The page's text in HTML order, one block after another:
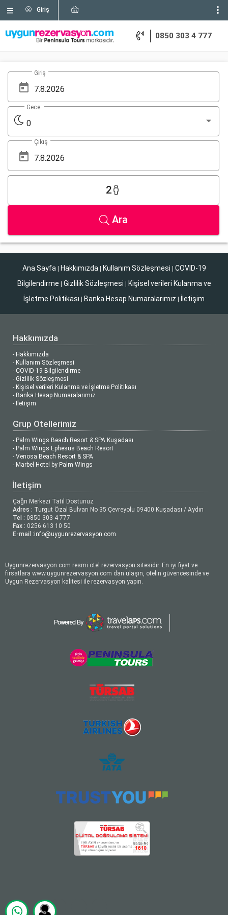
Giriş
0850 303 4 777
Giriş
0
Gece
Çıkış
2
Ara
Ana Sayfa | Hakkımızda | Kullanım Sözleşmesi | COVID-19
Bilgilendirme | Gizlilik Sözleşmesi | Kişisel verileri Kulanma ve
İşletme Politikası | Banka Hesap Numaralarımız | İletişim
Hakkımızda
- Hakkımızda
- Kullanım Sözleşmesi
- COVID-19 Bilgilendirme
- Gizlilik Sözleşmesi
- Kişisel verileri Kulanma ve İşletme Politikası
- Banka Hesap Numaralarımız
- İletişim
Grup Otellerimiz
- Palm Wings Beach Resort & SPA Kuşadası
- Palm Wings Ephesus Beach Resort
- Venosa Beach Resort & SPA
- Marbel Hotel by Palm Wings
İletişim
Çağrı Merkezi Tatil Dostunuz
Adres : Turgut Özal Bulvarı No 35 Çevreyolu 09400 Kuşadası / Aydın
Tel : 0850 303 4 777
Fax : 0256 613 10 50
E-mail :info@uygunrezervasyon.com
Uygunrezervasyon.com resmi otel rezervasyon sitesidir. En iyi fiyat ve
fırsatlara www.uygunrezervasyon.com dan ulaşın, otelin güvencesinde ve
Uygun Rezervasyon kalitesi ile rezervasyon yapın.